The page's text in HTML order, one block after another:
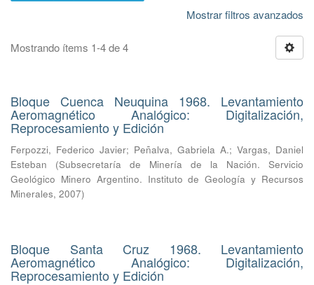
Mostrar filtros avanzados
Mostrando ítems 1-4 de 4
Bloque Cuenca Neuquina 1968. Levantamiento
Aeromagnético Analógico: Digitalización,
Reprocesamiento y Edición
Ferpozzi, Federico Javier; Peñalva, Gabriela A.; Vargas, Daniel
Esteban
(Subsecretaría de Minería de la Nación. Servicio
Geológico Minero Argentino. Instituto de Geología y Recursos
Minerales, 2007)
Bloque Santa Cruz 1968. Levantamiento
Aeromagnético Analógico: Digitalización,
Reprocesamiento y Edición